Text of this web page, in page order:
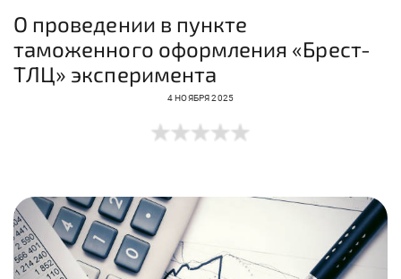
О проведении в пункте
таможенного оформления «Брест-
ТЛЦ» эксперимента
4 НОЯБРЯ 2025